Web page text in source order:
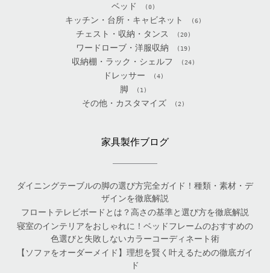
ベッド (0)
キッチン・台所・キャビネット (6)
チェスト・収納・タンス (20)
ワードローブ・洋服収納 (19)
収納棚・ラック・シェルフ (24)
ドレッサー (4)
脚 (1)
その他・カスタマイズ (2)
家具製作ブログ
ダイニングテーブルの脚の選び方完全ガイド！種類・素材・デ
ザインを徹底解説
フロートテレビボードとは？高さの基準と選び方を徹底解説
寝室のインテリアをおしゃれに！ベッドフレームのおすすめの
色選びと失敗しないカラーコーディネート術
【ソファをオーダーメイド】理想を賢く叶えるための徹底ガイ
ド